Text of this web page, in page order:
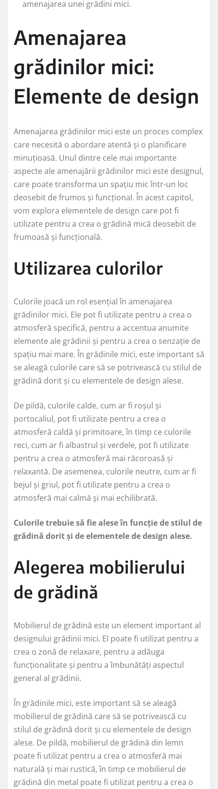
amenajarea unei grădini mici.
Amenajarea
grădinilor mici:
Elemente de design
Amenajarea grădinilor mici este un proces complex
care necesită o abordare atentă și o planificare
minuțioasă. Unul dintre cele mai importante
aspecte ale amenajării grădinilor mici este designul,
care poate transforma un spațiu mic într-un loc
deosebit de frumos și funcțional. În acest capitol,
vom explora elementele de design care pot fi
utilizate pentru a crea o grădină mică deosebit de
frumoasă și funcțională.
Utilizarea culorilor
Culorile joacă un rol esențial în amenajarea
grădinilor mici. Ele pot fi utilizate pentru a crea o
atmosferă specifică, pentru a accentua anumite
elemente ale grădinii și pentru a crea o senzație de
spațiu mai mare. În grădinile mici, este important să
se aleagă culorile care să se potrivească cu stilul de
grădină dorit și cu elementele de design alese.
De pildă, culorile calde, cum ar fi roșul și
portocaliul, pot fi utilizate pentru a crea o
atmosferă caldă și primitoare, în timp ce culorile
reci, cum ar fi albastrul și verdele, pot fi utilizate
pentru a crea o atmosferă mai răcoroasă și
relaxantă. De asemenea, culorile neutre, cum ar fi
bejul și griul, pot fi utilizate pentru a crea o
atmosferă mai calmă și mai echilibrată.
Culorile trebuie să fie alese în funcție de stilul de
grădină dorit și de elementele de design alese.
Alegerea mobilierului
de grădină
Mobilierul de grădină este un element important al
designului grădinii mici. El poate fi utilizat pentru a
crea o zonă de relaxare, pentru a adăuga
funcționalitate și pentru a îmbunătăți aspectul
general al grădinii.
În grădinile mici, este important să se aleagă
mobilierul de grădină care să se potrivească cu
stilul de grădină dorit și cu elementele de design
alese. De pildă, mobilierul de grădină din lemn
poate fi utilizat pentru a crea o atmosferă mai
naturală și mai rustică, în timp ce mobilierul de
grădină din metal poate fi utilizat pentru a crea o